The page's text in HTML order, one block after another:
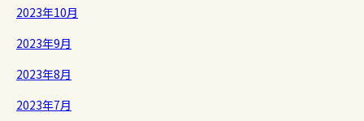
2023年10月
2023年9月
2023年8月
2023年7月